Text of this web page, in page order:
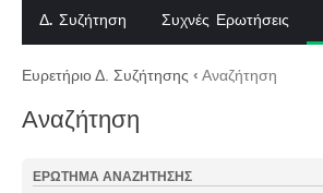
Δ. Συζήτηση Συχνές Ερωτήσεις
Ευρετήριο Δ. Συζήτησης ‹ Αναζήτηση
Αναζήτηση
ΕΡΏΤΗΜΑ ΑΝΑΖΉΤΗΣΗΣ